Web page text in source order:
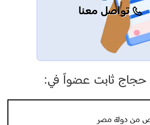
تواصل معنا
حجاج ثابت عضواً في:
من دولة مصر